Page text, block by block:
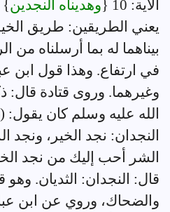
الآية: 10 { وهديناه النجدين }
يعني الطريقين: طريق
بيناهما له بما أرسلناه
في ارتفاع. وهذا قول ابن
وغيرهما. وروى قتادة قال:
الله عليه وسلم كان يقول:
النجدان: نجد الخير،
الشر أحب إليك من نجد
قال: النجدان: الثديان.
والضحاك، وروي عن ابن